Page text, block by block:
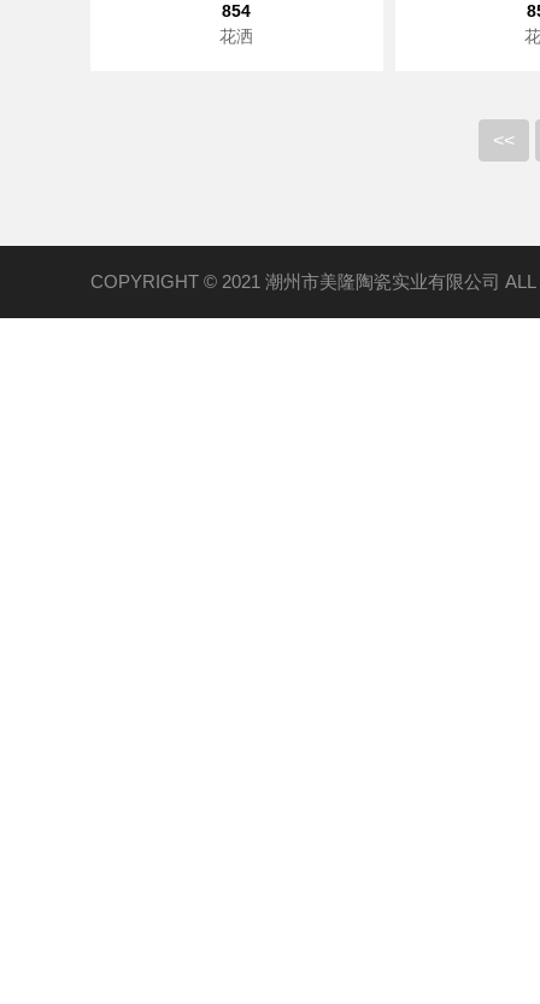
854
花洒
<<
COPYRIGHT © 2021 潮州市美隆陶瓷实业有限公司